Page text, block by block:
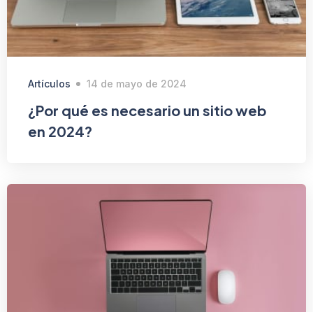
Artículos 14 de mayo de 2024
¿Por qué es necesario un sitio web
en 2024?